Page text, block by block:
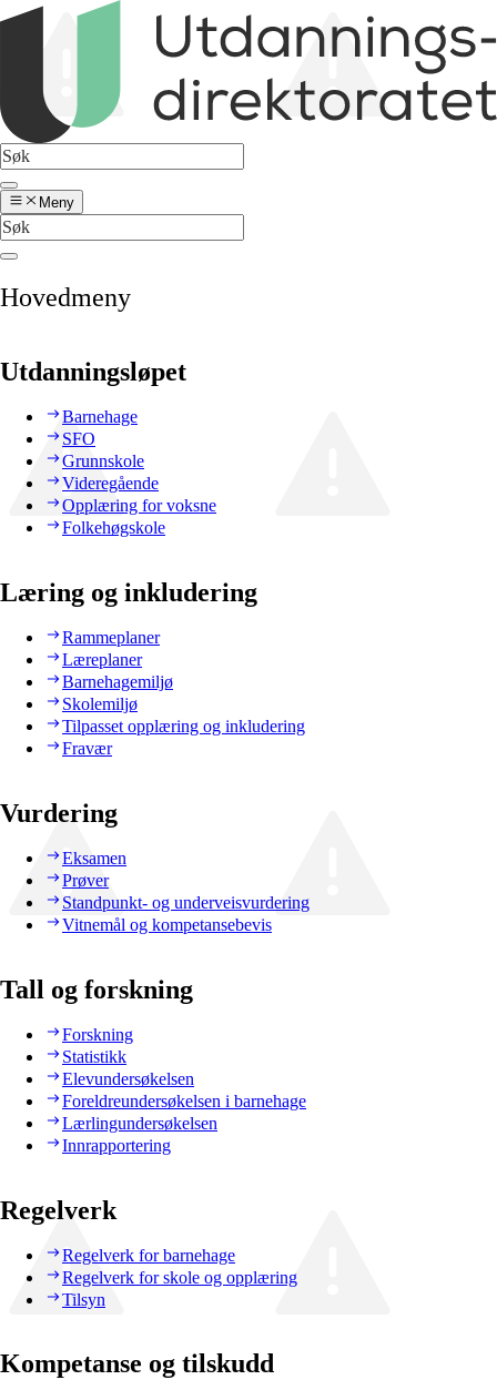
Meny
Hovedmeny
Utdanningsløpet
Barnehage
SFO
Grunnskole
Videregående
Opplæring for voksne
Folkehøgskole
Læring og inkludering
Rammeplaner
Læreplaner
Barnehagemiljø
Skolemiljø
Tilpasset opplæring og inkludering
Fravær
Vurdering
Eksamen
Prøver
Standpunkt- og underveisvurdering
Vitnemål og kompetansebevis
Tall og forskning
Forskning
Statistikk
Elevundersøkelsen
Foreldreundersøkelsen i barnehage
Lærlingundersøkelsen
Innrapportering
Regelverk
Regelverk for barnehage
Regelverk for skole og opplæring
Tilsyn
Kompetanse og tilskudd